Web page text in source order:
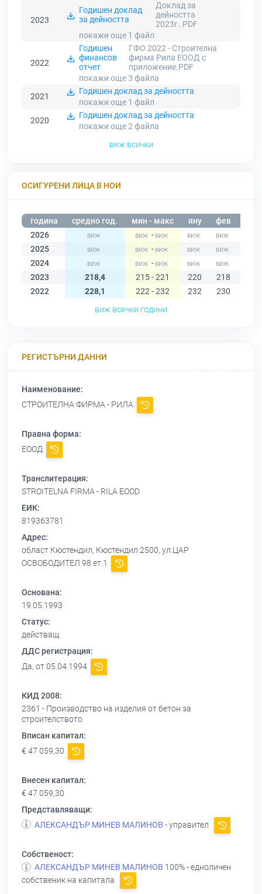
2023
Годишен доклад
за дейността
Доклад за
дейността
2023г..PDF
покажи още 1 файл
2022
Годишен
финансов
отчет
ГФО 2022 - Строителна
фирма Рила ЕООД с
приложение.PDF
покажи още 3 файла
2021
Годишен доклад за дейността
покажи още 1 файл
2020
Годишен доклад за дейността
покажи още 2файла
виж всички
ОСИГУРЕНИ ЛИЦА В НОИ
година средно год. мин - макс яну фев
2026
-
2025
-
2024
-
2023
218,4 215 - 221 220 218
2022
228,1 222 - 232 232 230
виж всички години
РЕГИСТЪРНИ ДАННИ
Наименование:
СТРОИТЕЛНА ФИРМА - РИЛА
Правна форма:
ЕООД
Транслитерация:
STROITELNA FIRMA - RILA EOOD
ЕИК:
819363781
Адрес:
област Кюстендил, Кюстендил 2500, ул.ЦАР
ОСВОБОДИТЕЛ 98 ет.1
Основана:
19.05.1993
Статус:
действащ
ДДС регистрация:
Да, от 05.04.1994
КИД 2008:
2361 - Производство на изделия от бетон за
строителството
Вписан капитал:
€ 47 059,30
Внесен капитал:
€ 47 059,30
Представляващи:
АЛЕКСАНДЪР МИНЕВ МАЛИНОВ - управител
Собственост:
АЛЕКСАНДЪР МИНЕВ МАЛИНОВ 100% - едноличен
собственик на капитала